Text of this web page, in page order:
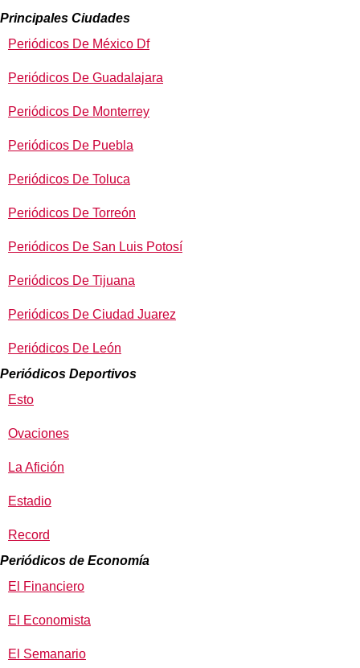
Principales Ciudades
Periódicos De México Df
Periódicos De Guadalajara
Periódicos De Monterrey
Periódicos De Puebla
Periódicos De Toluca
Periódicos De Torreón
Periódicos De San Luis Potosí
Periódicos De Tijuana
Periódicos De Ciudad Juarez
Periódicos De León
Periódicos Deportivos
Esto
Ovaciones
La Afición
Estadio
Record
Periódicos de Economía
El Financiero
El Economista
El Semanario